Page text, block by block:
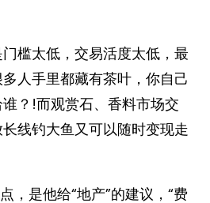
槛太低，交易活度太低，最
人手里都藏有茶叶，你自己
？!而观赏石、香料市场交
线钓大鱼又可以随时变现走
，是他给“地产”的建议，“费